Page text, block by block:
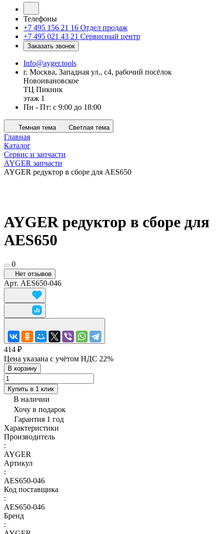
Телефоны
+7 495 156 21 16 Отдел продаж
+7 495 021 43 21 Cервисный центр
Заказать звонок
Info@ayger.tools
г. Москва, Западная ул., с4, рабочий посёлок
Новоивановское
ТЦ Пикник
этаж 1
Пн - Пт: с 9:00 до 18:00
Темная тема Светлая тема
Главная
Каталог
Сервис и запчасти
AYGER запчасти
AYGER редуктор в сборе для AES650
AYGER редуктор в сборе для
AES650
0
Нет отзывов
Арт. AES650-046
414 ₽
Цена указана с учётом НДС 22%
В корзину
Купить в 1 клик
В наличии
Хочу в подарок
Гарантия 1 год
Характеристики
Производитель
:
AYGER
Артикул
:
AES650-046
Код поставщика
:
AES650-046
Бренд
: